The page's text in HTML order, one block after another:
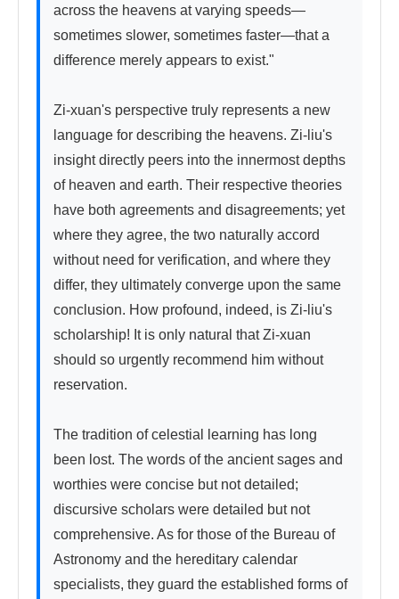
across the heavens at varying speeds—
sometimes slower, sometimes faster—that a
difference merely appears to exist."
Zi-xuan's perspective truly represents a new
language for describing the heavens. Zi-liu's
insight directly peers into the innermost depths
of heaven and earth. Their respective theories
have both agreements and disagreements; yet
where they agree, the two naturally accord
without need for verification, and where they
differ, they ultimately converge upon the same
conclusion. How profound, indeed, is Zi-liu's
scholarship! It is only natural that Zi-xuan
should so urgently recommend him without
reservation.
The tradition of celestial learning has long
been lost. The words of the ancient sages and
worthies were concise but not detailed;
discursive scholars were detailed but not
comprehensive. As for those of the Bureau of
Astronomy and the hereditary calendar
specialists, they guard the established forms of